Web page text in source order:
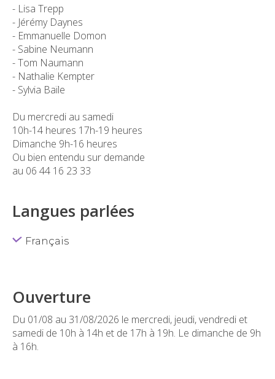
- Lisa Trepp
- Jérémy Daynes
- Emmanuelle Domon
- Sabine Neumann
- Tom Naumann
- Nathalie Kempter
- Sylvia Baïle
Du mercredi au samedi
10h-14 heures 17h-19 heures
Dimanche 9h-16 heures
Ou bien entendu sur demande
au 06 44 16 23 33
Langues parlées
Français
Ouverture
Du 01/08 au 31/08/2026 le mercredi, jeudi, vendredi et
samedi de 10h à 14h et de 17h à 19h. Le dimanche de 9h
à 16h.